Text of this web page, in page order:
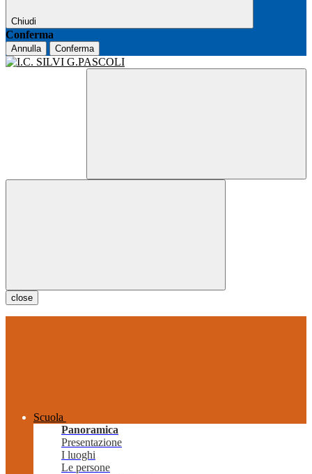
Chiudi
Conferma
Annulla Conferma
close
Scuola
Panoramica
Presentazione
I luoghi
Le persone